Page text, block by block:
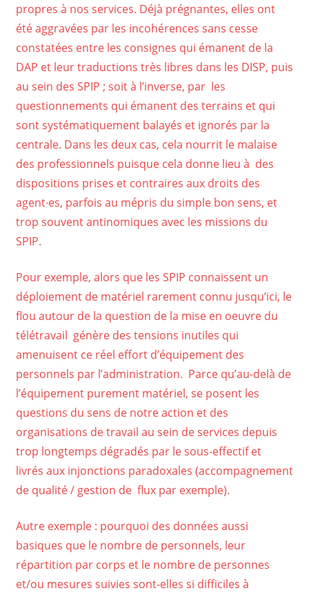
propres à nos services. Déjà prégnantes, elles ont
été aggravées par les incohérences sans cesse
constatées entre les consignes qui émanent de la
DAP et leur traductions très libres dans les DISP, puis
au sein des SPIP ; soit à l’inverse, par les
questionnements qui émanent des terrains et qui
sont systématiquement balayés et ignorés par la
centrale. Dans les deux cas, cela nourrit le malaise
des professionnels puisque cela donne lieu à des
dispositions prises et contraires aux droits des
agent∙es, parfois au mépris du simple bon sens, et
trop souvent antinomiques avec les missions du
SPIP.
Pour exemple, alors que les SPIP connaissent un
déploiement de matériel rarement connu jusqu’ici, le
flou autour de la question de la mise en oeuvre du
télétravail génère des tensions inutiles qui
amenuisent ce réel effort d’équipement des
personnels par l’administration. Parce qu’au-delà de
l’équipement purement matériel, se posent les
questions du sens de notre action et des
organisations de travail au sein de services depuis
trop longtemps dégradés par le sous-effectif et
livrés aux injonctions paradoxales (accompagnement
de qualité / gestion de flux par exemple).
Autre exemple : pourquoi des données aussi
basiques que le nombre de personnels, leur
répartition par corps et le nombre de personnes
et/ou mesures suivies sont-elles si difficiles à